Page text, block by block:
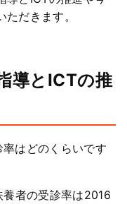
だきます。
導とICTの推
はどのくらいです
者の受診率は2016